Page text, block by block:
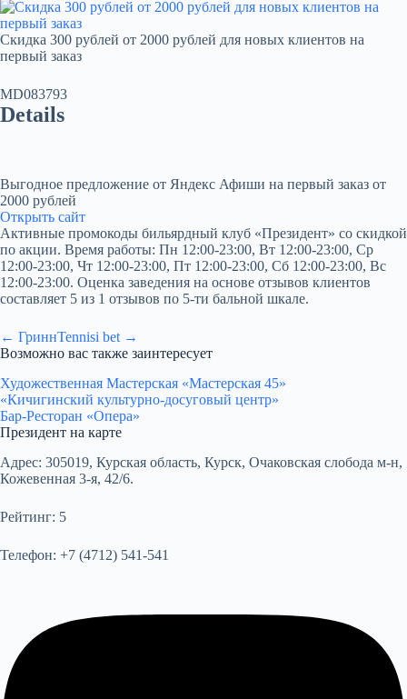
Скидка 300 рублей от 2000 рублей для новых клиентов на
первый заказ
MD083793
Details
Выгодное предложение от Яндекс Афиши на первый заказ от
2000 рублей
Открыть сайт
Активные промокоды бильярдный клуб «Президент» со скидкой
по акции. Время работы: Пн 12:00-23:00, Вт 12:00-23:00, Ср
12:00-23:00, Чт 12:00-23:00, Пт 12:00-23:00, Сб 12:00-23:00, Вс
12:00-23:00. Оценка заведения на основе отзывов клиентов
составляет 5 из 1 отзывов по 5-ти бальной шкале.
← ГриннTennisi bet →
Возможно вас также заинтересует
Художественная Мастерская «Мастерская 45»
«Кичигинский культурно-досуговый центр»
Бар-Ресторан «Опера»
Президент на карте
Адрес: 305019, Курская область, Курск, Очаковская слобода м-н,
Кожевенная 3-я, 42/6.
Рейтинг: 5
Телефон: +7 (4712) 541-541